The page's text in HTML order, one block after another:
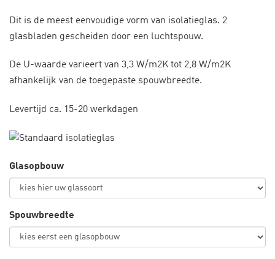
Dit is de meest eenvoudige vorm van isolatieglas. 2
glasbladen gescheiden door een luchtspouw.
De U-waarde varieert van 3,3 W/m2K tot 2,8 W/m2K
afhankelijk van de toegepaste spouwbreedte.
Levertijd ca. 15-20 werkdagen
Glasopbouw
Spouwbreedte